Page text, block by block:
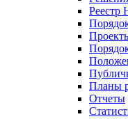
Планы
Отчеты